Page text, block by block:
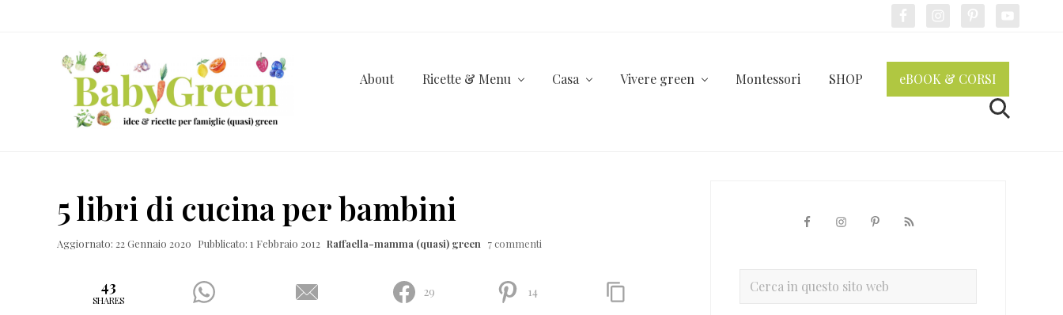
ricette
per
About Ricette & Menu Casa Vivere green Montessori SHOP eBOOK & CORSI
Cerca
5 libri di cucina per bambini
Aggiornato: 22 Gennaio 2020 Pubblicato: 1 Febbraio 2012 Raffaella-mamma (quasi) green 7 commenti
43
SHARES
29 14
primaria
Cerca